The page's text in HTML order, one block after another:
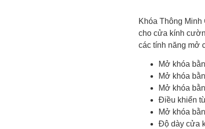
Khóa Thông
cho cửa kính
các tính năng mở
Mở khóa
Mở khóa
Mở khóa
Điều khiển
Mở khóa
Độ dày cửa